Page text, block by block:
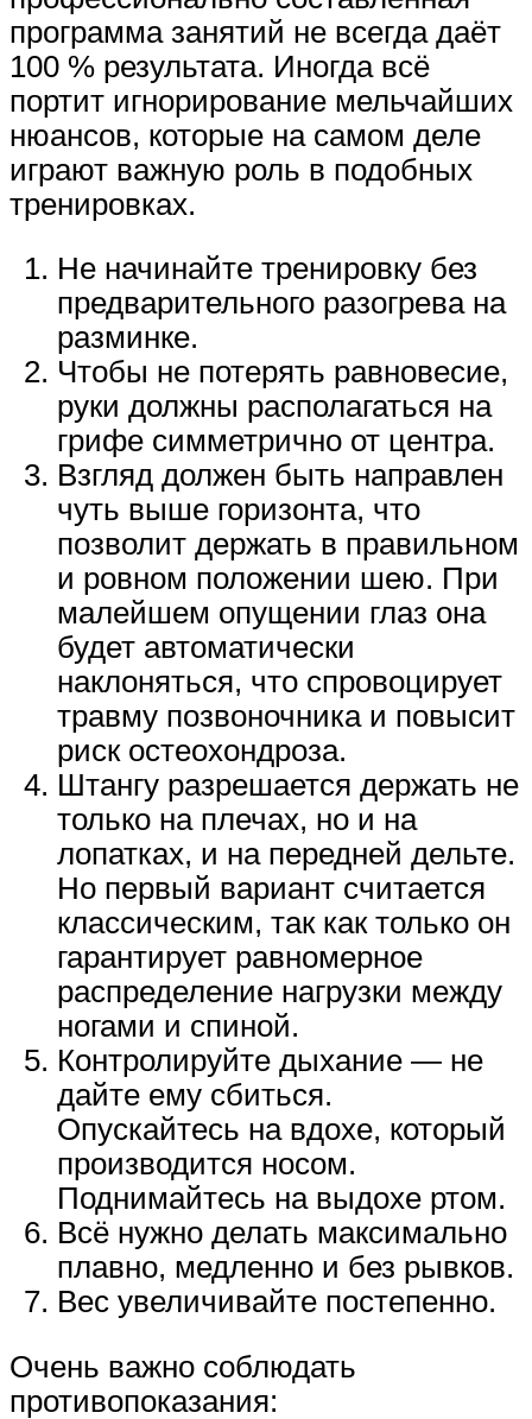
программа занятий не всегда даёт
100 % результата. Иногда всё
портит игнорирование мельчайших
нюансов, которые на самом деле
играют важную роль в подобных
тренировках.
Не начинайте тренировку без
предварительного разогрева на
разминке.
Чтобы не потерять равновесие,
руки должны располагаться на
грифе симметрично от центра.
Взгляд должен быть направлен
чуть выше горизонта, что
позволит держать в правильном
и ровном положении шею. При
малейшем опущении глаз она
будет автоматически
наклоняться, что спровоцирует
травму позвоночника и повысит
риск остеохондроза.
Штангу разрешается держать не
только на плечах, но и на
лопатках, и на передней дельте.
Но первый вариант считается
классическим, так как только он
гарантирует равномерное
распределение нагрузки между
ногами и спиной.
Контролируйте дыхание — не
дайте ему сбиться.
Опускайтесь на вдохе, который
производится носом.
Поднимайтесь на выдохе ртом.
Всё нужно делать максимально
плавно, медленно и без рывков.
Вес увеличивайте постепенно.
Очень важно соблюдать
противопоказания: